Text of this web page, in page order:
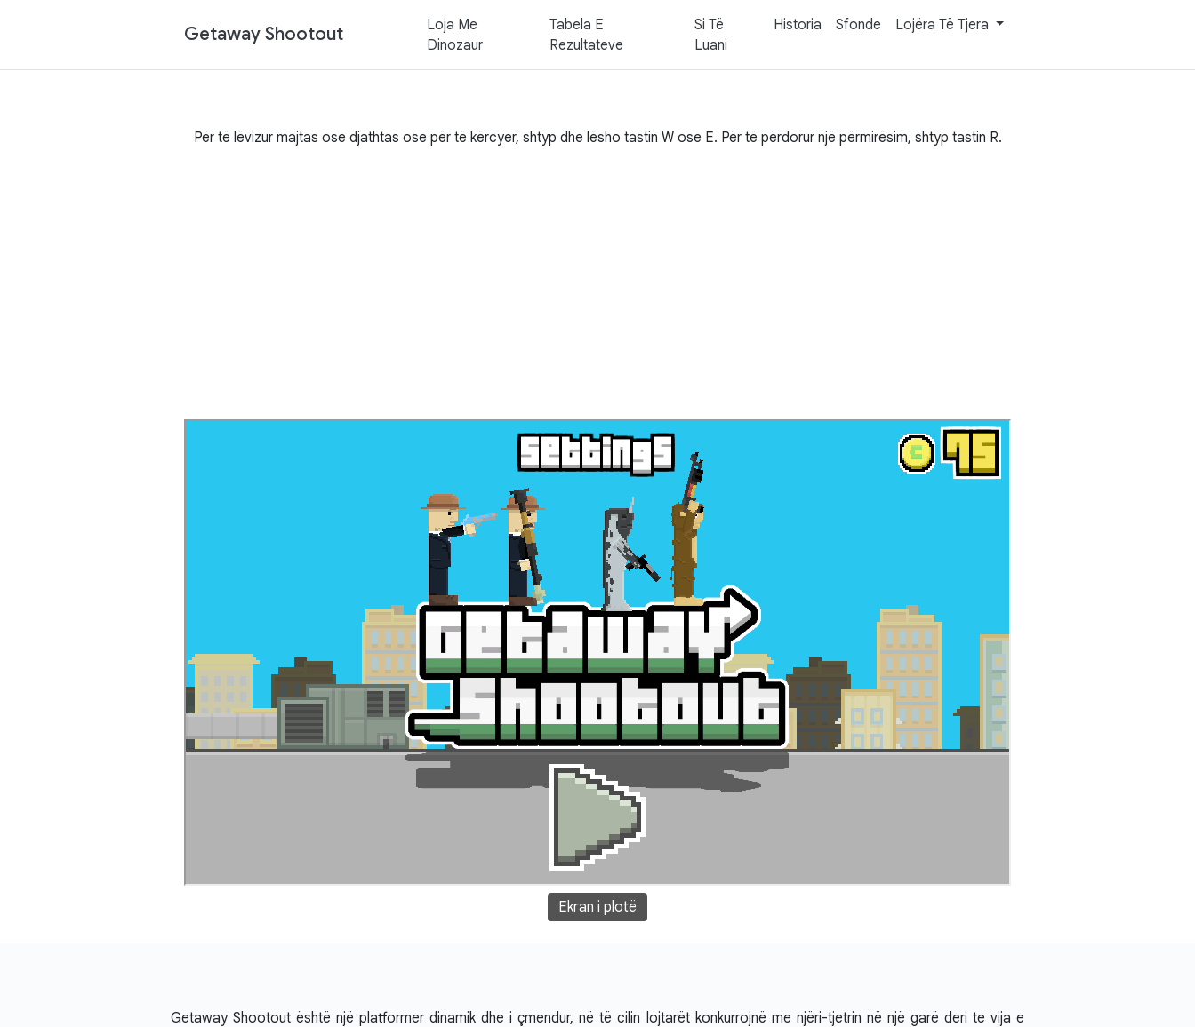
Getaway Shootout
Loja Me
Dinozaur
Tabela E
Rezultateve
Si Të
Luani
Historia Sfonde Lojëra Të Tjera
Për të lëvizur majtas ose djathtas ose për të kërcyer, shtyp dhe lësho tastin W ose E. Për të përdorur një përmirësim, shtyp tastin R.
Ekran i plotë
Getaway Shootout është një platformer dinamik dhe i çmendur, në të cilin lojtarët konkurrojnë me njëri-tjetrin në një garë deri te vija e